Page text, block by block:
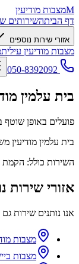
Mמצבות מודיעין
דף הביתהשירותים
אזורי שירות נוספים
מצבות מודיעין עילית
050-8392092
בית עלמין
פועלים באופן שוטף
בית עלמין
השירות כולל: הקמת
אזורי שירות
אנו נותנים שירות
מצבות
מצבות